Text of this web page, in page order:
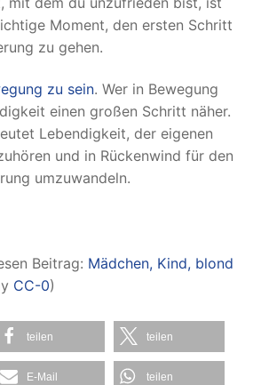
Moment, den ersten Schritt
zu gehen.
zu sein. Wer in Bewegung
einen großen Schritt näher.
Lebendigkeit, der eigenen
und in Rückenwind für den
umzuwandeln.
Beitrag: Mädchen, Kind, blond
CC-0)
teilen teilen
E-Mail teilen